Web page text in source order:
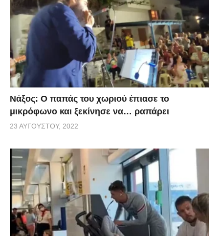
Νάξος: Ο παπάς του χωριού έπιασε το
μικρόφωνο και ξεκίνησε να… ραπάρει
23 ΑΥΓΟΎΣΤΟΥ, 2022